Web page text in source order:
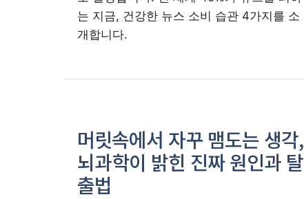
는 지금, 건강한 뉴스 소비 습관 4가지를 소
개합니다.
머릿속에서 자꾸 맴도는 생각,
뇌과학이 밝힌 진짜 원인과 탈
출법